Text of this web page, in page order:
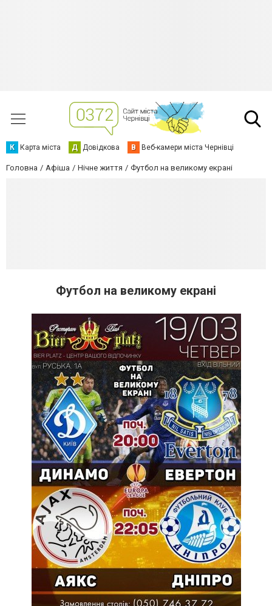
К Карта міста Д Довідкова В Веб-камери міста Чернівці
Головна Афіша Нічне життя Футбол на великому екрані
Футбол на великому екрані